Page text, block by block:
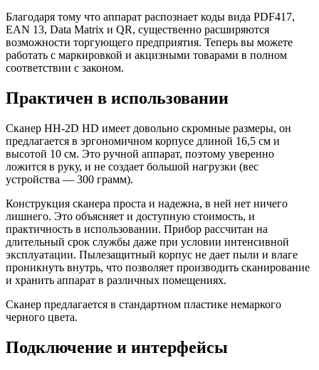
Благодаря тому что аппарат распознает коды вида PDF417,
EAN 13, Data Matrix и QR, существенно расширяются
возможности торгующего предприятия. Теперь вы можете
работать с маркировкой и акцизными товарами в полном
соответствии с законом.
Практичен в использовании
Сканер HH-2D HD имеет довольно скромные размеры, он
предлагается в эргономичном корпусе длиной 16,5 см и
высотой 10 см. Это ручной аппарат, поэтому уверенно
ложится в руку, и не создает большой нагрузки (вес
устройства — 300 грамм).
Конструкция сканера проста и надежна, в ней нет ничего
лишнего. Это объясняет и доступную стоимость, и
практичность в использовании. Прибор рассчитан на
длительный срок службы даже при условии интенсивной
эксплуатации. Пылезащитный корпус не дает пыли и влаге
проникнуть внутрь, что позволяет производить сканирование
и хранить аппарат в различных помещениях.
Сканер предлагается в стандартном пластике немаркого
черного цвета.
Подключение и интерфейсы